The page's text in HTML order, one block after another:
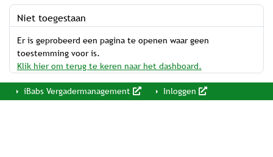
Niet toegestaan
Er is geprobeerd een pagina te openen waar geen
toestemming voor is.
Klik hier om terug te keren naar het dashboard.
iBabs Vergadermanagement Inloggen